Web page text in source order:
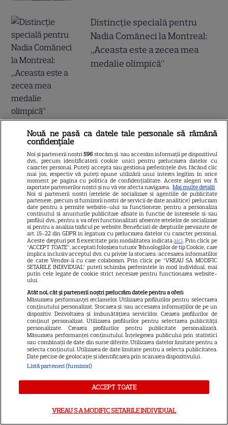
Distincție specială pentru
Nadia Comăneci la Montreal:
„Aceasta este a zecea mea
medalie olimpică”
Alexandru Ciucu, fostul soț al
Alinei Sorescu, nu a fost lăsat
să intre la Nibiru. „Am aflat cu
tristețe”, a povestit el. De ce a
fost întors din drum designerul
Breaking tragic în România:
microbuzul în care se afla
acum câteva minute echipa de
fotbal din București, accident
mortal! Câți morți și câți răniți
sunt până acum
SERIALE
Nouă ne pasă ca datele tale personale să rămână
confidențiale
Noi și partenerii noștri596 stocăm și/sau accesăm informații pe dispozitivul
dvs., precum identificatorii cookie unici pentru prelucrarea datelor cu
caracter personal. Puteți accepta sau gestiona preferințele dvs. făcând clic
mai jos, respectiv vă puteți opune utilizării unui interes legitim în orice
moment pe pagina cu politica de confidențialitate. Aceste alegeri vor fi
raportate partenerilor noștri și nu vă vor afecta navigarea. Mai multe detalii
Noi si partenerii nostri (retelele de socializare si agentiile de publicitate
partenere, precum si furnizorii nostri de servicii de date analitice) prelucram
date pentru a permite website-ului sa functioneze, pentru a personaliza
continutul si anunturile publicitare afisate in functie de interesele si/sau
profilul dvs., pentru a va oferi functionalitati aferente retelelor de socializare
si pentru a analiza traficul pe website. Beneficiati de drepturile prevazute de
art. 15-22 din GDPR in legatura cu prelucrarea datelor cu caracter personal.
Aceste drepturi pot fi exercitate prin modalitatea indicataaici. Prin click pe
“ACCEPT TOATE”, acceptati folosirea tuturor Tehnologiilor de tip Cookie, care
implica inclusiv acceptul dvs. cu privire la stocarea/accesarea informatiilor
de catre Vendor-ii cu care colaboram. Prin click pe “VREAU SA MODIFIC
SETARILE INDIVIDUAL” puteti schimba preferintele in mod individual, mai
putin cele legate de cookie strict necesare pentru functionarea website-
ului.
Atât noi, cât și partenerii noștri prelucrăm datele pentru a oferi:
Măsurarea performanței reclamelor. Utilizarea profilurilor pentru selectarea
conținutului personalizat. Stocarea și/sau accesarea informațiilor de pe un
dispozitiv. Dezvoltarea și îmbunătățirea serviciilor. Crearea profilurilor de
conținut personalizat. Utilizarea profilurilor pentru selectarea publicității
personalizate. Crearea profilurilor pentru publicitate personalizată.
Măsurarea performanței conținutului. Înțelegerea publicului prin statistici
sau combinații de date din surse diferite. Utilizarea datelor limitate pentru a
selecta conținutul. Utilizarea de date limitate pentru a selecta publicitatea.
Date precise de geolocație și identificarea prin scanarea dispozitivului.
Listă parteneri (furnizori)
ACCEPT TOATE
VREAU SA MODIFIC SETARILE INDIVIDUAL